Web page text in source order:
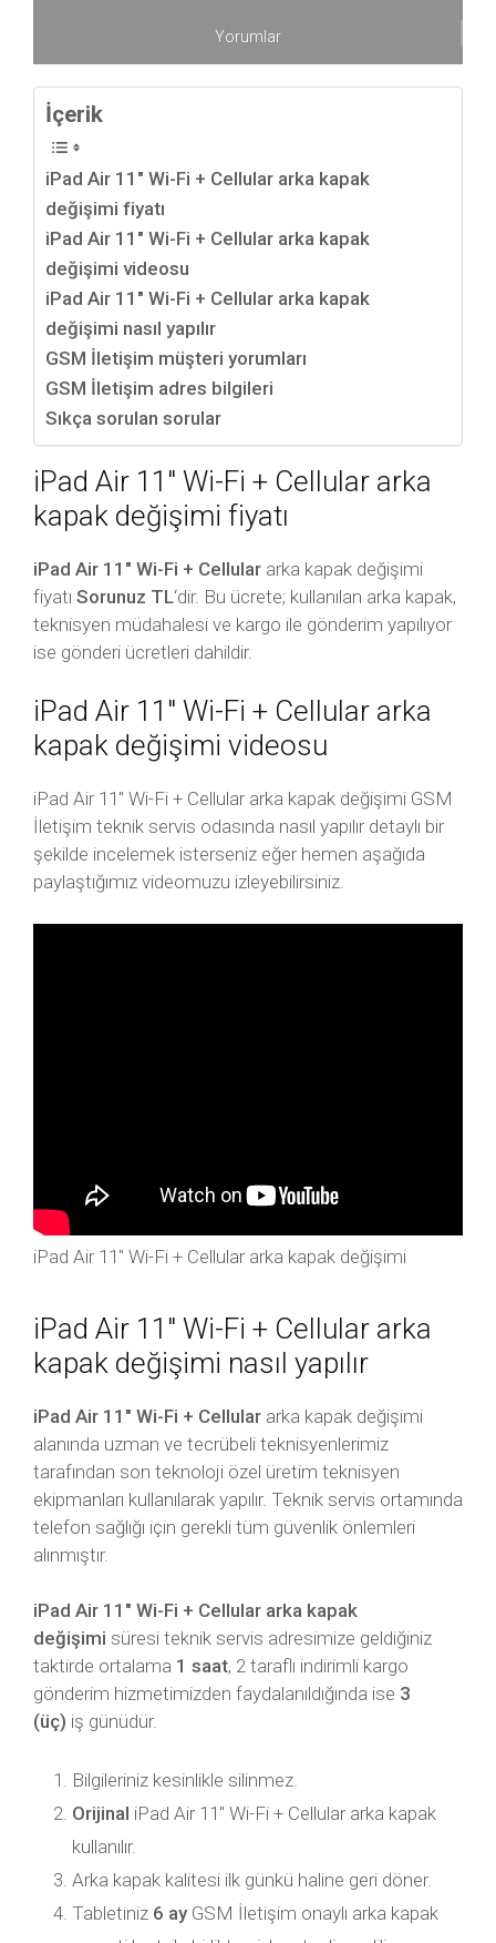
Yorumlar
İçerik
iPad Air 11″ Wi-Fi + Cellular arka kapak
değişimi fiyatı
iPad Air 11″ Wi-Fi + Cellular arka kapak
değişimi videosu
iPad Air 11″ Wi-Fi + Cellular arka kapak
değişimi nasıl yapılır
GSM İletişim müşteri yorumları
GSM İletişim adres bilgileri
Sıkça sorulan sorular
iPad Air 11″ Wi-Fi + Cellular arka
kapak değişimi fiyatı
iPad Air 11″ Wi-Fi + Cellular arka kapak değişimi
fiyatı Sorunuz TL‘dir. Bu ücrete; kullanılan arka kapak,
teknisyen müdahalesi ve kargo ile gönderim yapılıyor
ise gönderi ücretleri dahildir.
iPad Air 11″ Wi-Fi + Cellular arka
kapak değişimi videosu
iPad Air 11″ Wi-Fi + Cellular arka kapak değişimi GSM
İletişim teknik servis odasında nasıl yapılır detaylı bir
şekilde incelemek isterseniz eğer hemen aşağıda
paylaştığımız videomuzu izleyebilirsiniz.
iPad Air 11″ Wi-Fi + Cellular arka kapak değişimi
iPad Air 11″ Wi-Fi + Cellular arka
kapak değişimi nasıl yapılır
iPad Air 11″ Wi-Fi + Cellular arka kapak değişimi
alanında uzman ve tecrübeli teknisyenlerimiz
tarafından son teknoloji özel üretim teknisyen
ekipmanları kullanılarak yapılır. Teknik servis ortamında
telefon sağlığı için gerekli tüm güvenlik önlemleri
alınmıştır.
iPad Air 11″ Wi-Fi + Cellular arka kapak
değişimi süresi teknik servis adresimize geldiğiniz
taktirde ortalama 1 saat, 2 taraflı indirimli kargo
gönderim hizmetimizden faydalanıldığında ise 3
(üç) iş günüdür.
Bilgileriniz kesinlikle silinmez.
Orijinal iPad Air 11″ Wi-Fi + Cellular arka kapak
kullanılır.
Arka kapak kalitesi ilk günkü haline geri döner.
Tabletiniz 6 ayGSM İletişim onaylı arka kapak